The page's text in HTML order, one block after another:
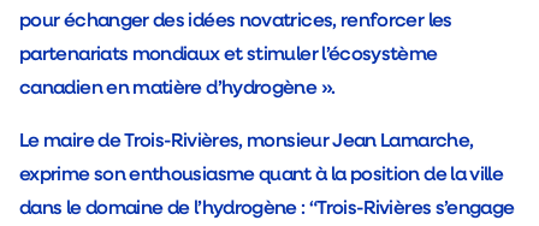
pour échanger des idées novatrices, renforcer les
partenariats mondiaux et stimuler l’écosystème
canadien en matière d’hydrogène ».
Le maire de Trois-Rivières, monsieur Jean Lamarche,
exprime son enthousiasme quant à la position de la ville
dans le domaine de l’hydrogène : “Trois-Rivières s’engage